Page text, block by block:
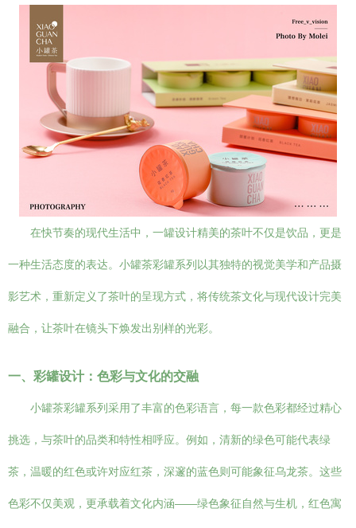
在快节奏的现代生活中，一罐设计精美的茶叶不仅是饮品，更是
一种生活态度的表达。小罐茶彩罐系列以其独特的视觉美学和产品摄
影艺术，重新定义了茶叶的呈现方式，将传统茶文化与现代设计完美
融合，让茶叶在镜头下焕发出别样的光彩。
一、彩罐设计：色彩与文化的交融
小罐茶彩罐系列采用了丰富的色彩语言，每一款色彩都经过精心
挑选，与茶叶的品类和特性相呼应。例如，清新的绿色可能代表绿
茶，温暖的红色或许对应红茶，深邃的蓝色则可能象征乌龙茶。这些
色彩不仅美观，更承载着文化内涵——绿色象征自然与生机，红色寓